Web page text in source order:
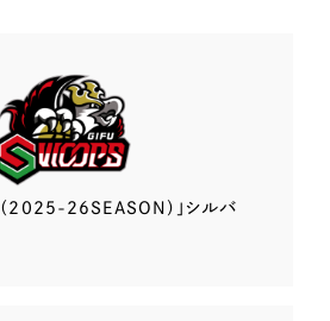
（2025-26SEASON）」 シルバ